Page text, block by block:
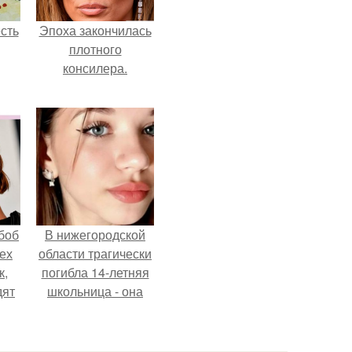
Эпоха закончилась
плотного
консилера.
В нижегородской
области трагически
погибла 14-летняя
школьница - она
к контрольной по